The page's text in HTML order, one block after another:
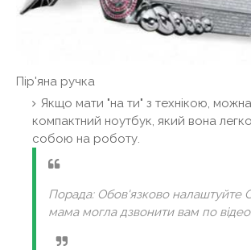
Пір'яна ручка
Якщо мати "на ти" з технікою,
компактний ноутбук, який вона
собою на роботу.
Порада: Обов'язково налаштуйте
мама могла дзвонити вам по